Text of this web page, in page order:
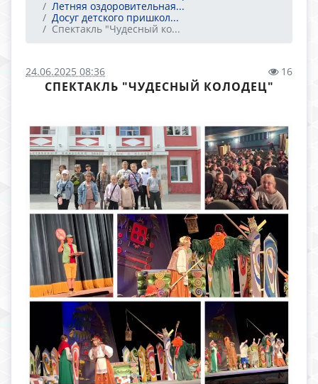
Летняя оздоровительная...
Досуг детского пришкол...
Спектакль "Чудесный ко...
24.06.2025 08:36 16
СПЕКТАКЛЬ "ЧУДЕСНЫЙ КОЛОДЕЦ"